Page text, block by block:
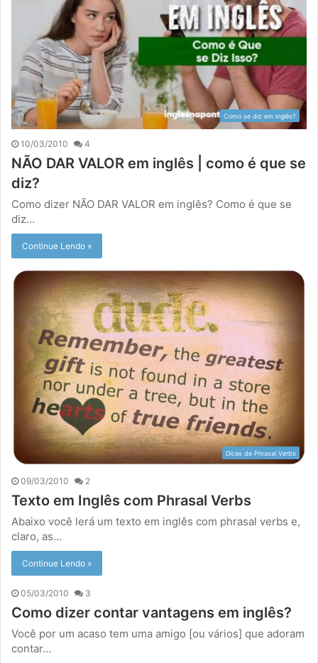
Como se diz em inglês?
10/03/2010 4
NÃO DAR VALOR em inglês | como é que se
diz?
Como dizer NÃO DAR VALOR em inglês? Como é que se
diz…
Continue Lendo »
Dicas de Phrasal Verbs
09/03/2010 2
Texto em Inglês com Phrasal Verbs
Abaixo você lerá um texto em inglês com phrasal verbs e,
claro, as…
Continue Lendo »
05/03/2010 3
Como dizer contar vantagens em inglês?
Você por um acaso tem uma amigo [ou vários] que adoram
contar…